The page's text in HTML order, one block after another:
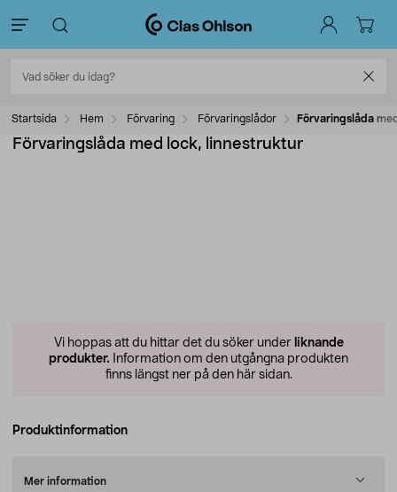
Startsida Hem Förvaring Förvaringslådor Förvaringslåda
Förvaringslåda med lock, linnestruktur
Vi hoppas att du hittar det du söker under liknande
produkter. Information om den utgångna produkten
finns längst ner på den här sidan.
Produktinformation
Mer information